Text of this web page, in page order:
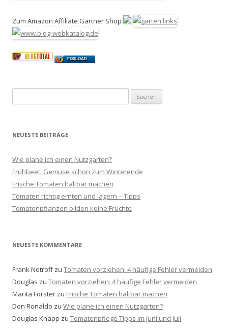
Zum Amazon Affiliate Gärtner Shop
FOXLOAD
nach:
NEUESTE BEITRÄGE
Wie plane ich einen Nutzgarten?
Frühbeet: Gemüse schon zum Winterende
Frische Tomaten haltbar machen
Tomaten richtig ernten und lagern – Tipps
Tomatenpflanzen bilden keine Früchte
NEUESTE KOMMENTARE
Frank Notroffzu Tomaten vorziehen: 4 häufige Fehler vermeiden
Douglas zu Tomaten vorziehen: 4 häufige Fehler vermeiden
Marita Förster zu Frische Tomaten haltbar machen
Don Ronaldo zu Wie plane ich einen Nutzgarten?
Douglas Knapp zu Tomatenpflege Tipps im Juni und Juli